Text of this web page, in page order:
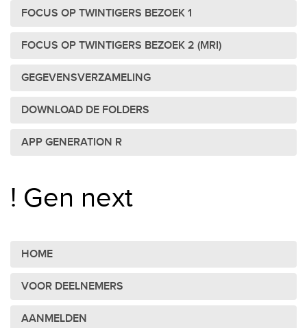
FOCUS OP TWINTIGERS BEZOEK 1
FOCUS OP TWINTIGERS BEZOEK 2 (MRI)
GEGEVENSVERZAMELING
DOWNLOAD DE FOLDERS
APP GENERATION R
! Gen next
HOME
VOOR DEELNEMERS
AANMELDEN